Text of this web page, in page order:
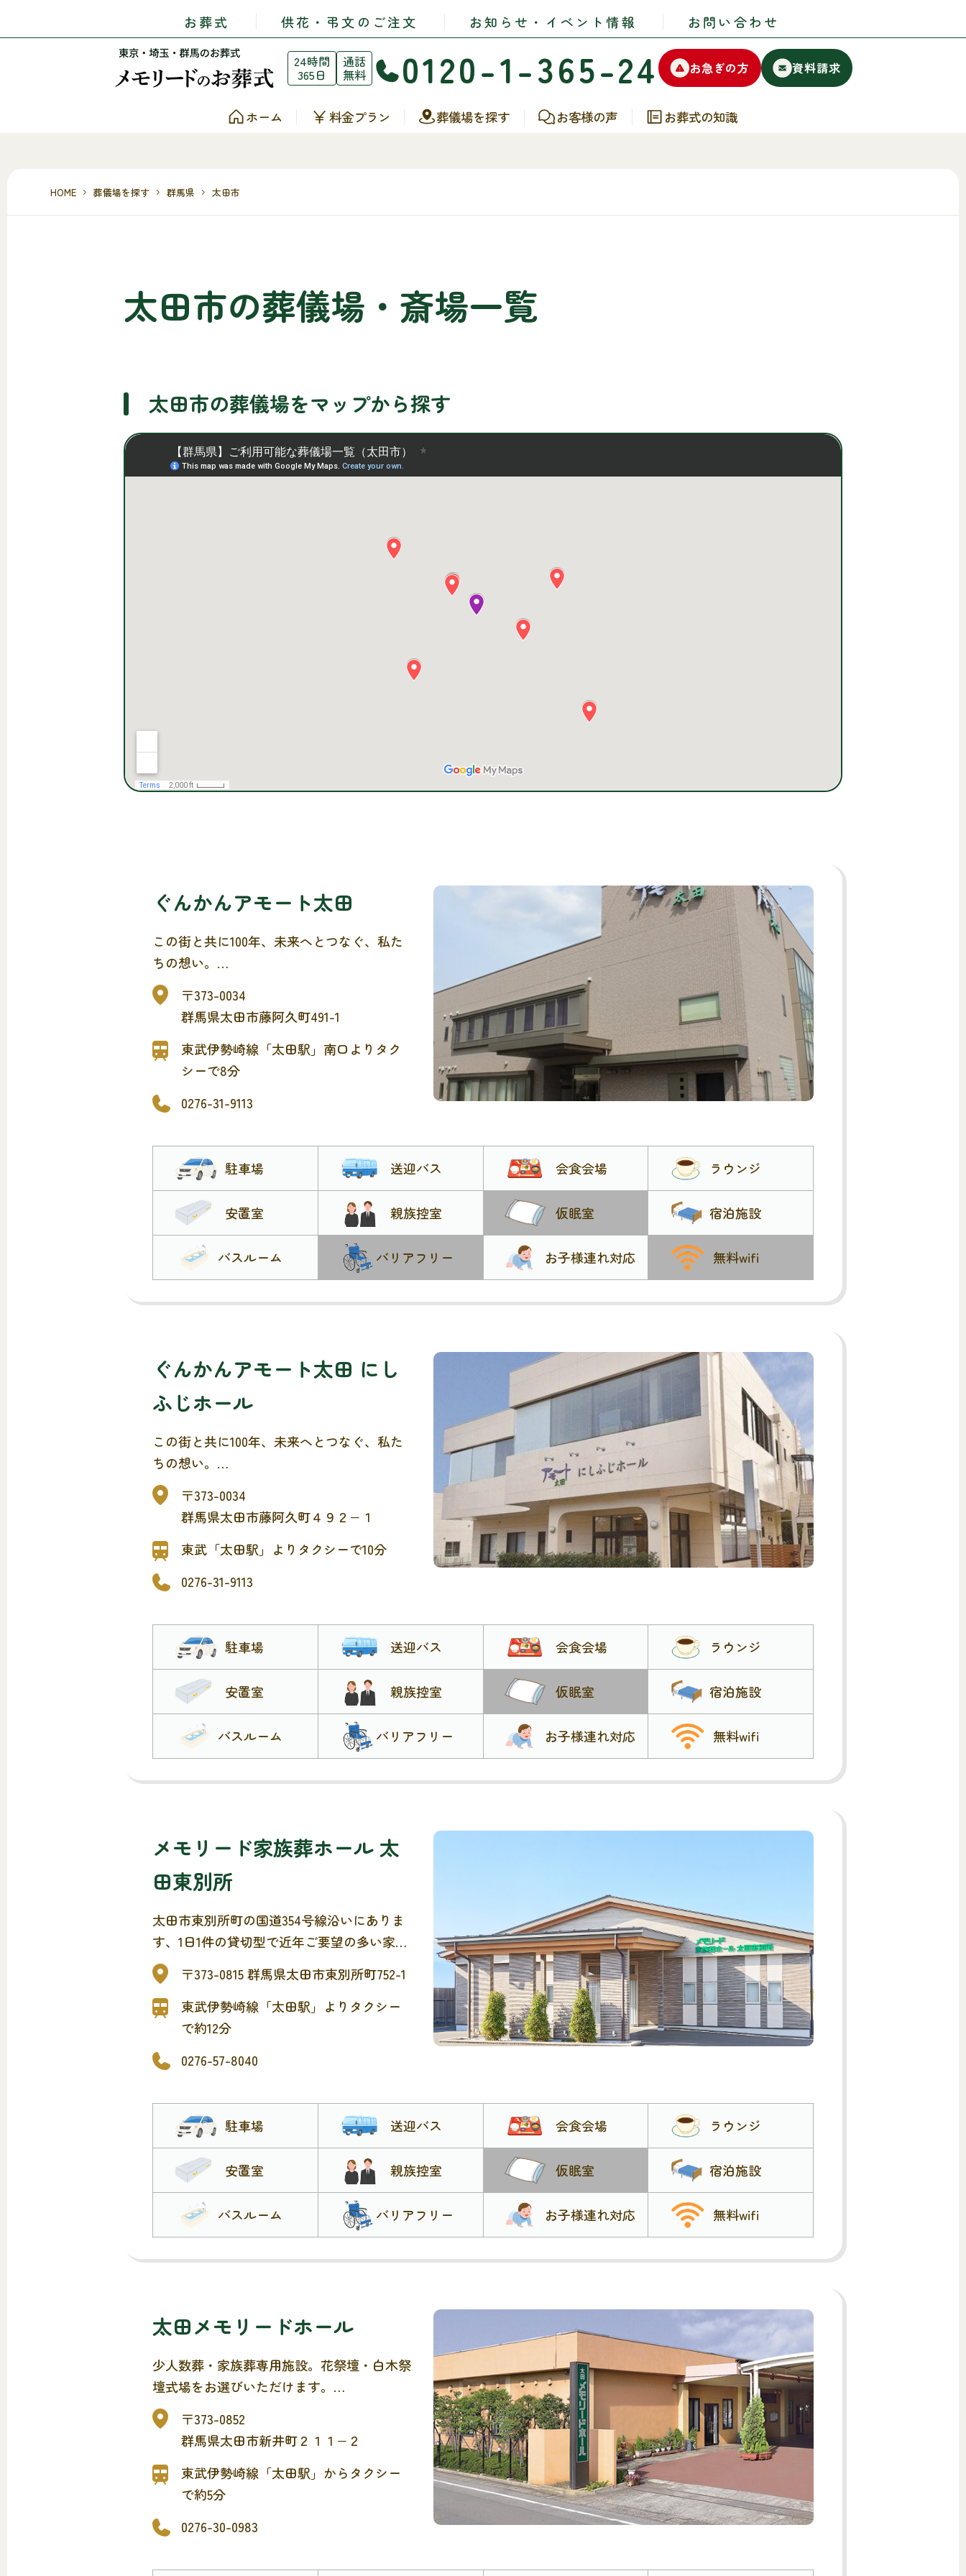
お葬式 供花・弔文のご注文 お知らせ・イベント情報 お問い合わせ
24時間
365日
通話
無料 0120-1-365-24 お急ぎの方 資料請求
ホーム 料金プラン 葬儀場を探す お客様の声 お葬式の知識
HOME 葬儀場を探す 群馬県 太田市
太田市の葬儀場・斎場一覧
太田市の葬儀場をマップから探す
ぐんかんアモート太田
この街と共に100年、未来へとつなぐ、私た
ちの想い。
「安らぎ」と「思い出」と「慈しみ」に満ち
たひとときをお約束します。
〒373-0034
群馬県太田市藤阿久町491-1
東武伊勢崎線「太田駅」南口よりタク
シーで8分
0276-31-9113
駐車場 送迎バス 会食会場 ラウンジ
安置室 親族控室 仮眠室 宿泊施設
バスルーム バリアフリー お子様連れ対応 無料wifi
ぐんかんアモート太田 にし
ふじホール
この街と共に100年、未来へとつなぐ、私た
ちの想い。
一日一軒の貸切の葬儀場です。
〒373-0034
群馬県太田市藤阿久町４９２−１
東武「太田駅」よりタクシーで10分
0276-31-9113
駐車場 送迎バス 会食会場 ラウンジ
安置室 親族控室 仮眠室 宿泊施設
バスルーム バリアフリー お子様連れ対応 無料wifi
メモリード家族葬ホール 太
田東別所
太田市東別所町の国道354号線沿いにありま
す、1日1件の貸切型で近年ご要望の多い家族
葬専用の式場です。最大50名まで着席可能な
式場のほか、宿泊ができる親族控室、病院や
施設から直接ご安置可能な安置室などを完
備。式後や法事の際にもご利用いただける、
お清め会場もございます。家族葬・無宗教
葬・オンライン葬などの新しいお見送りのカ
〒373-0815 群馬県太田市東別所町752-1
東武伊勢崎線「太田駅」よりタクシー
で約12分
0276-57-8040
駐車場 送迎バス 会食会場 ラウンジ
安置室 親族控室 仮眠室 宿泊施設
バスルーム バリアフリー お子様連れ対応 無料wifi
太田メモリードホール
少人数葬・家族葬専用施設。花祭壇・白木祭
壇式場をお選びいただけます。
安らぎに包まれた永遠の旅立のためにあふれ
る想いをのせてお送りいたします。
〒373-0852
群馬県太田市新井町２１１−２
東武伊勢崎線「太田駅」からタクシー
で約5分
0276-30-0983